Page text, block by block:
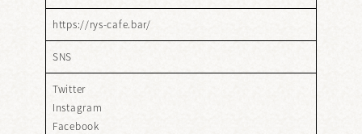
https://rys-cafe.bar/
SNS
Twitter
Instagram
Facebook